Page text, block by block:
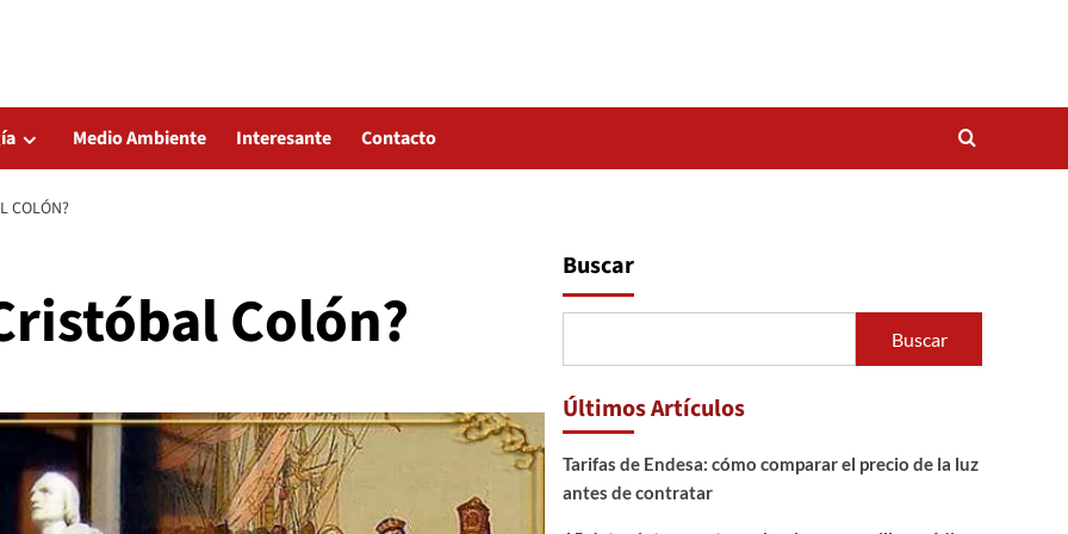
Medio Ambiente Interesante Contacto
COLÓN?
Colón?
Buscar
Buscar
Últimos Artículos
Tarifas de Endesa: cómo comparar el precio de la luz
antes de contratar